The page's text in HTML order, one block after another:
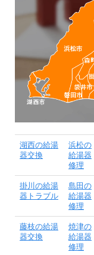
湖西の給湯
器交換
浜松の
給湯器
修理
掛川の給湯
器トラブル
島田の
給湯器
修理
藤枝の給湯
器交換
焼津の
給湯器
修理